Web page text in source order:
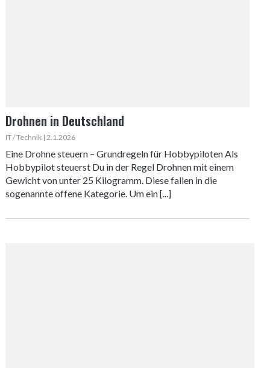
Drohnen in Deutschland
IT / Technik | 2.1.2026
Eine Drohne steuern – Grundregeln für Hobbypiloten Als
Hobbypilot steuerst Du in der Regel Drohnen mit einem
Gewicht von unter 25 Kilogramm. Diese fallen in die
sogenannte offene Kategorie. Um ein [...]